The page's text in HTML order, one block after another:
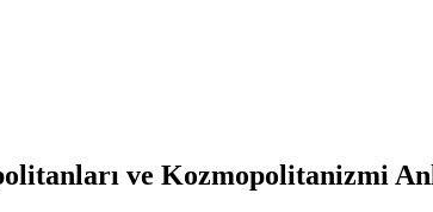
ve Kozmopolitanizmi